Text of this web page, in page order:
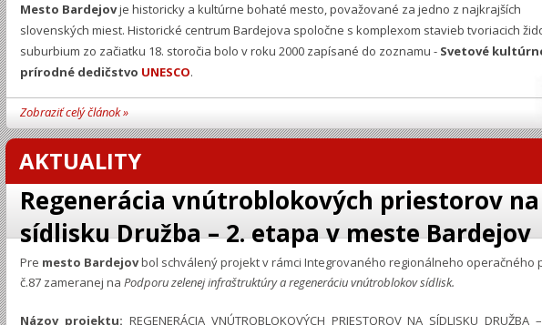
Mesto Bardejovje historicky a kultúrne bohaté mesto, považované za jedno z najkrajších
slovenských miest. Historické centrum Bardejova spoločne s komplexom stavieb tvoriacich
suburbium zo začiatku 18. storočia bolo v roku 2000 zapísané do zoznamu - Svetové
prírodné dedičstvo UNESCO.
Zobraziť celý článok »
AKTUALITY
Regenerácia vnútroblokových priestorov na
sídlisku Družba – 2. etapa v meste Bardejov
Pre mesto Bardejovbol schválený projekt v rámci Integrovaného regionálneho operačného
č.87 zameranej na Podporu zelenej infraštruktúry a regeneráciu vnútroblokov sídlisk.
Názov projektu: REGENERÁCIA VNÚTROBLOKOVÝCH PRIESTOROV NA SÍDLISKU DRUŽBA